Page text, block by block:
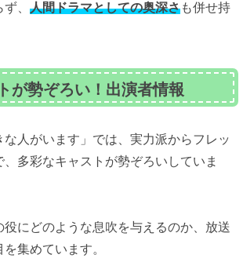
、 人間ドラマとしての奥深さも併せ持
が勢ぞろい！出演者情報
な人がいます」では、実力派からフレッ
、多彩なキャストが勢ぞろいしていま
役にどのような息吹を与えるのか、放送
集めています。